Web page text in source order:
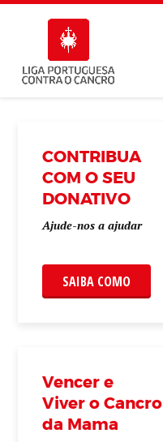
CONTRIBUA
COM O SEU
DONATIVO
Ajude-nos a ajudar
SAIBA COMO
Vencer e
Viver o Cancro
da Mama